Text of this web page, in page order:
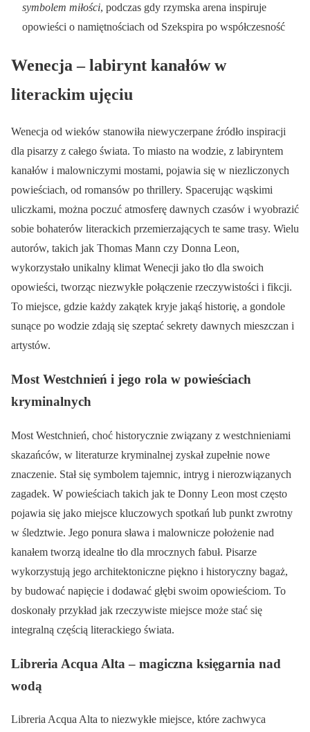
symbolem miłości, podczas gdy rzymska arena inspiruje
opowieści o namiętnościach od Szekspira po współczesność
Wenecja – labirynt kanałów w
literackim ujęciu
Wenecja od wieków stanowiła niewyczerpane źródło inspiracji
dla pisarzy z całego świata. To miasto na wodzie, z labiryntem
kanałów i malowniczymi mostami, pojawia się w niezliczonych
powieściach, od romansów po thrillery. Spacerując wąskimi
uliczkami, można poczuć atmosferę dawnych czasów i wyobrazić
sobie bohaterów literackich przemierzających te same trasy. Wielu
autorów, takich jak Thomas Mann czy Donna Leon,
wykorzystało unikalny klimat Wenecji jako tło dla swoich
opowieści, tworząc niezwykłe połączenie rzeczywistości i fikcji.
To miejsce, gdzie każdy zakątek kryje jakąś historię, a gondole
sunące po wodzie zdają się szeptać sekrety dawnych mieszczan i
artystów.
Most Westchnień i jego rola w powieściach
kryminalnych
Most Westchnień, choć historycznie związany z westchnieniami
skazańców, w literaturze kryminalnej zyskał zupełnie nowe
znaczenie. Stał się symbolem tajemnic, intryg i nierozwiązanych
zagadek. W powieściach takich jak te Donny Leon most często
pojawia się jako miejsce kluczowych spotkań lub punkt zwrotny
w śledztwie. Jego ponura sława i malownicze położenie nad
kanałem tworzą idealne tło dla mrocznych fabuł. Pisarze
wykorzystują jego architektoniczne piękno i historyczny bagaż,
by budować napięcie i dodawać głębi swoim opowieściom. To
doskonały przykład jak rzeczywiste miejsce może stać się
integralną częścią literackiego świata.
Libreria Acqua Alta – magiczna księgarnia nad
wodą
Libreria Acqua Alta to niezwykłe miejsce, które zachwyca